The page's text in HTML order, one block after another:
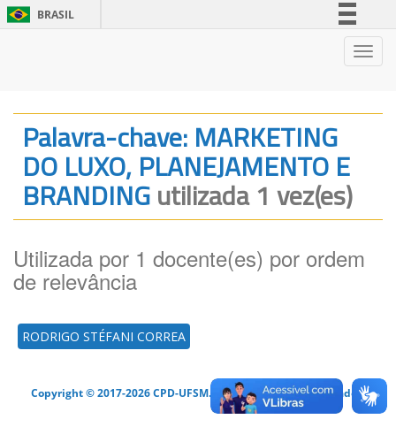
BRASIL
Legislação
Canais
Palavra-chave: MARKETING
DO LUXO, PLANEJAMENTO E
BRANDINGutilizada 1 vez(es)
Utilizada por 1 docente(es) por ordem
de relevância
RODRIGO STÉFANI CORREA
Copyright © 2017-2026 CPD-UFSM. Todos os direitos reservados.